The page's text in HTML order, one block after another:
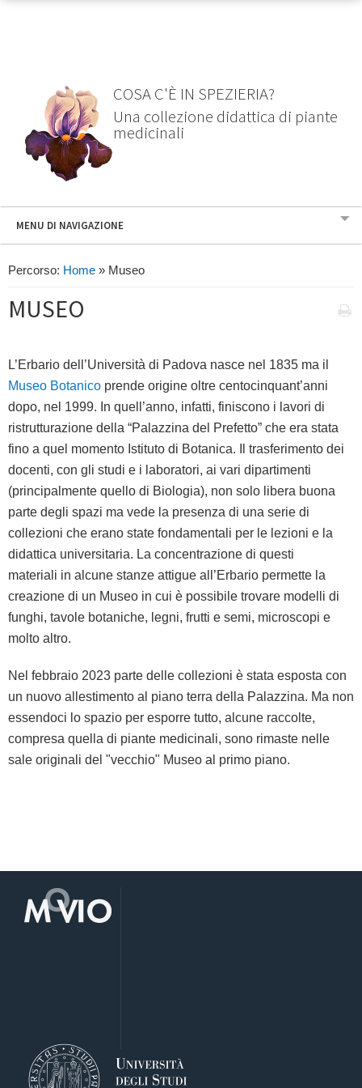
COSA C'È IN SPEZIERIA?
Una collezione didattica di piante
medicinali
MENU DI NAVIGAZIONE
Percorso: Home » Museo
MUSEO
L’Erbario dell’Università di Padova nasce nel 1835 ma il
Museo Botanico prende origine oltre centocinquant’anni
dopo, nel 1999. In quell’anno, infatti, finiscono i lavori di
ristrutturazione della “Palazzina del Prefetto” che era stata
fino a quel momento Istituto di Botanica. Il trasferimento dei
docenti, con gli studi e i laboratori, ai vari dipartimenti
(principalmente quello di Biologia), non solo libera buona
parte degli spazi ma vede la presenza di una serie di
collezioni che erano state fondamentali per le lezioni e la
didattica universitaria. La concentrazione di questi
materiali in alcune stanze attigue all’Erbario permette la
creazione di un Museo in cui è possibile trovare modelli di
funghi, tavole botaniche, legni, frutti e semi, microscopi e
molto altro.
Nel febbraio 2023 parte delle collezioni è stata esposta con
un nuovo allestimento al piano terra della Palazzina. Ma non
essendoci lo spazio per esporre tutto, alcune raccolte,
compresa quella di piante medicinali, sono rimaste nelle
sale originali del "vecchio" Museo al primo piano.